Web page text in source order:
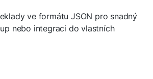
ve formátu JSON pro snadný
nebo integraci do vlastních